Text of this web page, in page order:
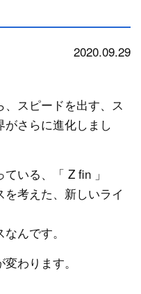
2020.09.29
スピードを出す、ス
さらに進化しまし
いる、「 Z fin 」
考えた、新しいライ
んです。
わります。